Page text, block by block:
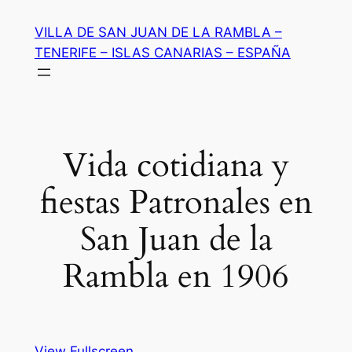
contenido
VILLA DE SAN JUAN DE LA RAMBLA –
TENERIFE – ISLAS CANARIAS – ESPAÑA
Vida cotidiana y
fiestas Patronales en
San Juan de la
Rambla en 1906